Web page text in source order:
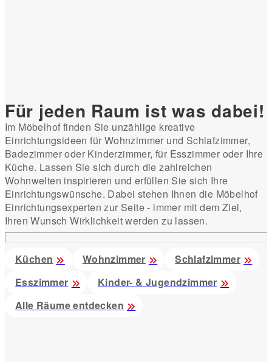
Für jeden Raum ist was dabei!
Im Möbelhof finden Sie unzählige kreative
Einrichtungsideen für Wohnzimmer und Schlafzimmer,
Badezimmer oder Kinderzimmer, für Esszimmer oder Ihre
Küche. Lassen Sie sich durch die zahlreichen
Wohnwelten inspirieren und erfüllen Sie sich Ihre
Einrichtungswünsche. Dabei stehen Ihnen die Möbelhof
Einrichtungsexperten zur Seite - immer mit dem Ziel,
Ihren Wunsch Wirklichkeit werden zu lassen.
Küchen Wohnzimmer
Schlafzimmer
Esszimmer
Kinder- & Jugendzimmer
Alle Räume entdecken